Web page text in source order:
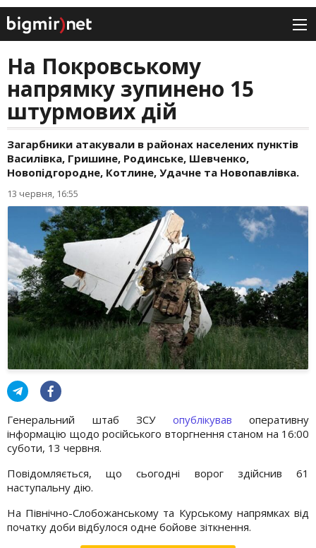
На Покровському
напрямку зупинено 15
штурмових дій
Загарбники атакували в районах населених пунктів
Василівка, Гришине, Родинське, Шевченко,
Новопідгородне, Котлине, Удачне та Новопавлівка.
13 червня, 16:55
Генеральний штаб ЗСУ опублікував оперативну
інформацію щодо російського вторгнення станом на 16:00
суботи, 13 червня.
Повідомляється, що сьогодні ворог здійснив 61
наступальну дію.
На Північно-Слобожанському та Курському напрямках від
початку доби відбулося одне бойове зіткнення.